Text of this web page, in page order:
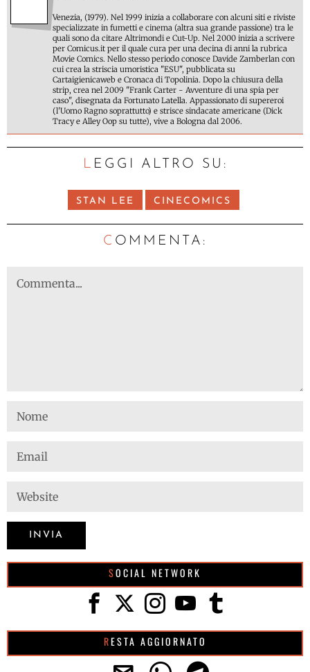
Venezia, (1979). Nel 1999 inizia a collaborare con alcuni siti e riviste
specializzate in fumetti e cinema (altra sua grande passione) tra le
quali sono da citare Altrimondi e Cut-Up. Nel 2000 inizia a scrivere
per Comicus.it per il quale cura per una decina di anni la rubrica
Movie Comics. Nello stesso periodo conosce Davide Zamberlan con
cui crea la striscia umoristica "ESU", pubblicata su
Cartaigienicaweb e Cronaca di Topolinia. Dopo la chiusura della
strip, crea nel 2009 "Frank Carter - Avventure di una spia per
caso", disegnata da Fortunato Latella. Appassionato di supereroi
(l'Uomo Ragno soprattutto) e strisce sindacate americane (Dick
Tracy e Alley Oop su tutte), vive a Bologna dal 2006.
LEGGI ALTRO SU:
STAN LEE CINECOMICS
C OMMENTA:
SOCIAL NETWORK
RESTA AGGIORNATO